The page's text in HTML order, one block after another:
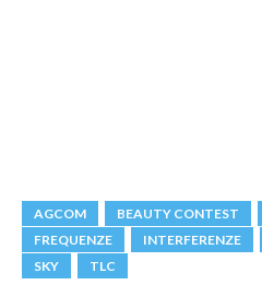
AGCOM BEAUTY CONTEST
FREQUENZE
INTERFERENZE
SKY
TLC